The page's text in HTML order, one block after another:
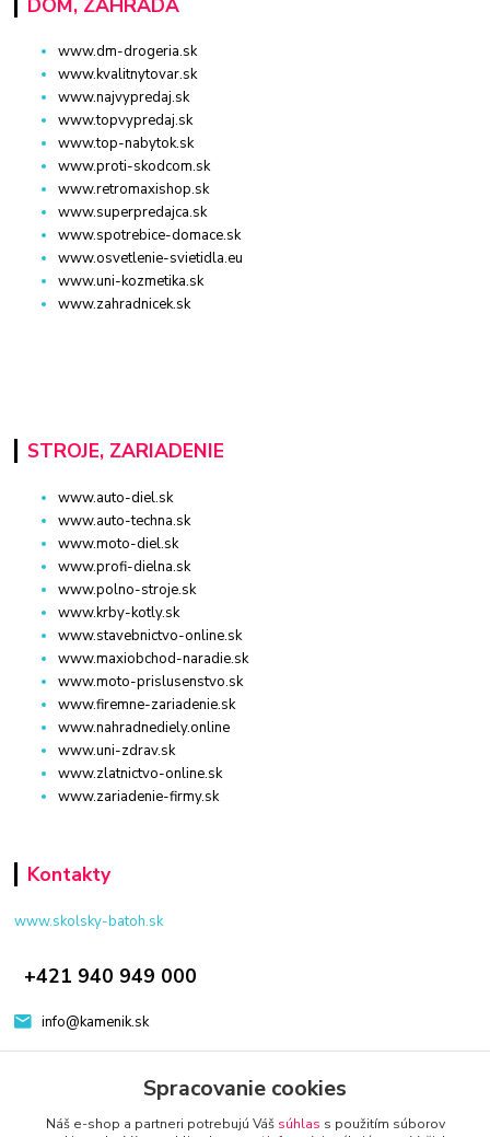
www.dm-drogeria.sk
www.kvalitnytovar.sk
www.najvypredaj.sk
www.topvypredaj.sk
www.top-nabytok.sk
www.proti-skodcom.sk
www.retromaxishop.sk
www.superpredajca.sk
www.spotrebice-domace.sk
www.osvetlenie-svietidla.eu
www.uni-kozmetika.sk
www.zahradnicek.sk
STROJE, ZARIADENIE
www.auto-diel.sk
www.auto-techna.sk
www.moto-diel.sk
www.profi-dielna.sk
www.polno-stroje.sk
www.krby-kotly.sk
www.stavebnictvo-online.sk
www.maxiobchod-naradie.sk
www.moto-prislusenstvo.sk
www.firemne-zariadenie.sk
www.nahradnediely.online
www.uni-zdrav.sk
www.zlatnictvo-online.sk
www.zariadenie-firmy.sk
Kontakty
www.skolsky-batoh.sk
+421 940 949 000
info@kamenik.sk
Spracovanie cookies
Náš e-shop a partneri potrebujú Váš súhlas s použitím súborov